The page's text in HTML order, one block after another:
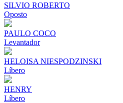
SILVIO ROBERTO
Oposto
PAULO COCO
Levantador
HELOISA NIESPODZINSKI
Líbero
HENRY
Líbero